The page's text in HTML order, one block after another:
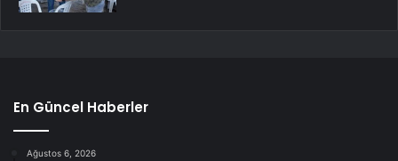
En Güncel Haberler
Ağustos 6, 2026